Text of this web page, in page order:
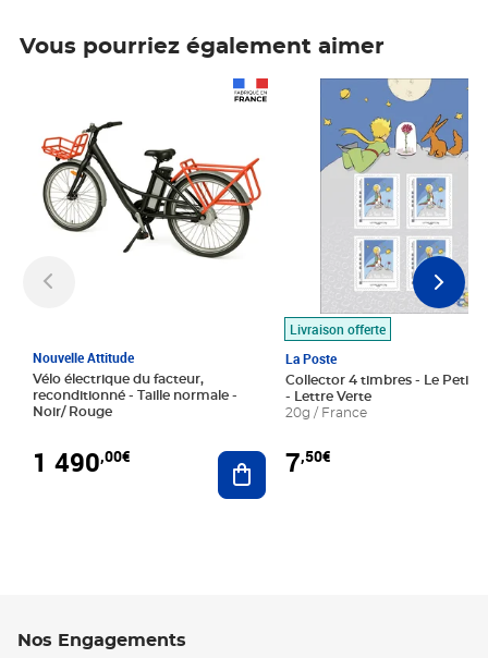
Vous pourriez également aimer
Nouvelle Attitude
Vélo électrique du facteur,
reconditionné - Taille normale -
Noir/ Rouge
1 490,00€ Ajouter au panier
Livraison offerte
La Poste
Collector 4 timbres - Le Petit
- Lettre Verte
20g / France
7,50€
Prix 7,50€
Nos Engagements